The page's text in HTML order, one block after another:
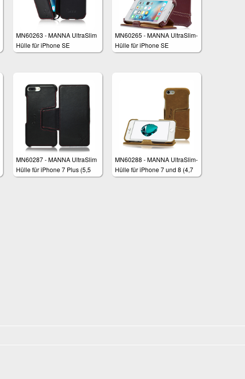
MN60263 - MANNA UltraSlim
Hülle für iPhone SE
MN60265 - MANNA UltraSlim-
Hülle für iPhone SE
MN60287 - MANNA UltraSlim
Hülle für iPhone 7 Plus (5,5
Zoll)
MN60288 - MANNA UltraSlim-
Hülle für iPhone 7 und 8 (4,7
Zoll)